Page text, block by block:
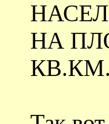
НА
КВ.КМ.